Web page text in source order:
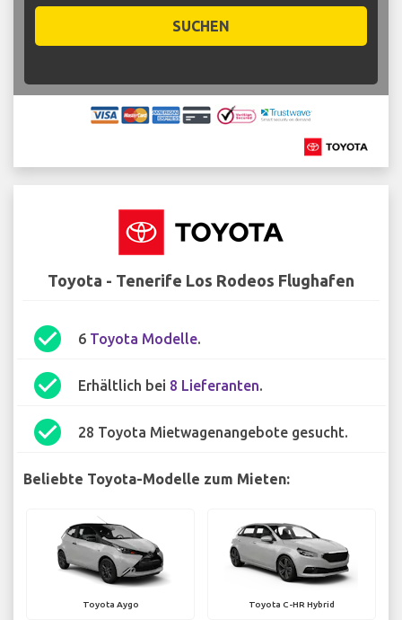
SUCHEN
Toyota - Tenerife Los Rodeos Flughafen
check_circle 6 Toyota Modelle.
check_circle Erhältlich bei 8 Lieferanten.
check_circle 28 Toyota Mietwagenangebote gesucht.
Beliebte Toyota-Modelle zum Mieten:
Toyota Aygo Toyota C-HR Hybrid